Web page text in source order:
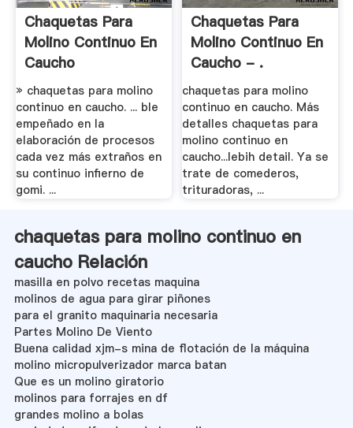
Chaquetas Para
Molino Continuo En
Caucho
» chaquetas para molino
continuo en caucho. ... ble
empeñado en la
elaboración de procesos
cada vez más extraños en
su continuo infierno de
gomi. ...
Chaquetas Para
Molino Continuo En
Caucho - .
chaquetas para molino
continuo en caucho. Más
detalles chaquetas para
molino continuo en
caucho...lebih detail. Ya se
trate de comederos,
trituradoras, ...
chaquetas para molino continuo en
caucho Relación
masilla en polvo recetas maquina
molinos de agua para girar piñones
para el granito maquinaria necesaria
Partes Molino De Viento
Buena calidad xjm-s mina de flotación de la máquina
molino micropulverizador marca batan
Que es un molino giratorio
molinos para forrajes en df
grandes molino a bolas